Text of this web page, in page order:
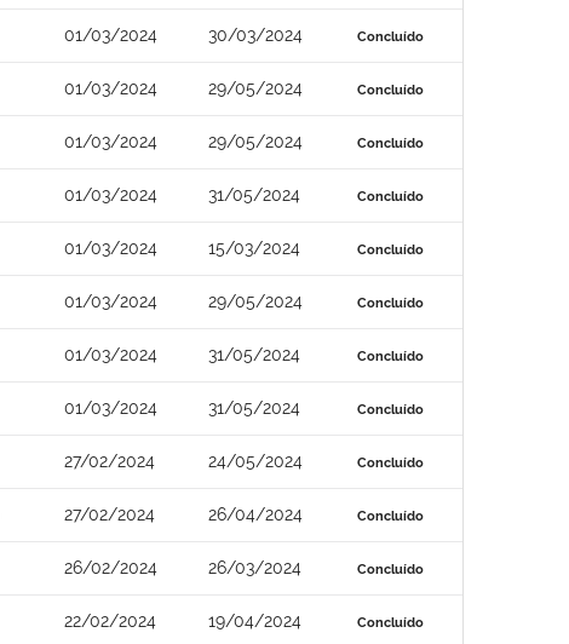
01/03/2024 30/03/2024 Concluído
01/03/2024 29/05/2024 Concluído
01/03/2024 29/05/2024 Concluído
01/03/2024 31/05/2024 Concluído
01/03/2024 15/03/2024 Concluído
01/03/2024 29/05/2024 Concluído
01/03/2024 31/05/2024 Concluído
01/03/2024 31/05/2024 Concluído
27/02/2024 24/05/2024 Concluído
27/02/2024 26/04/2024 Concluído
26/02/2024 26/03/2024 Concluído
22/02/2024 19/04/2024 Concluído